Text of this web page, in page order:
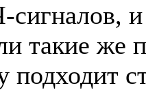
сигналов,
такие же
подходит